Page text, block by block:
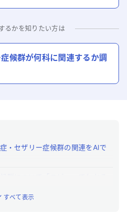
るかを知りたい方は
候群が何科に関連するか調
・セザリー症候群の関連をAIで
すべて表示